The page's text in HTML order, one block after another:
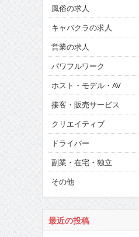
風俗の求人
キャバクラの求人
営業の求人
パワフルワーク
ホスト・モデル・AV
接客・販売サービス
クリエイティブ
ドライバー
副業・在宅・独立
その他
最近の投稿